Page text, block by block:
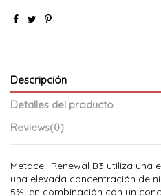
Descripción
Detalles del producto
Reviews(0)
Metacell Renewal B3 utiliza una
una elevada concentración de
5%, en combinación con un